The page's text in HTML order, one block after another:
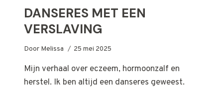
DANSERES MET EEN
VERSLAVING
Door Melissa 25 mei 2025
Mijn verhaal over eczeem, hormoonzalf en
herstel. Ik ben altijd een danseres geweest.